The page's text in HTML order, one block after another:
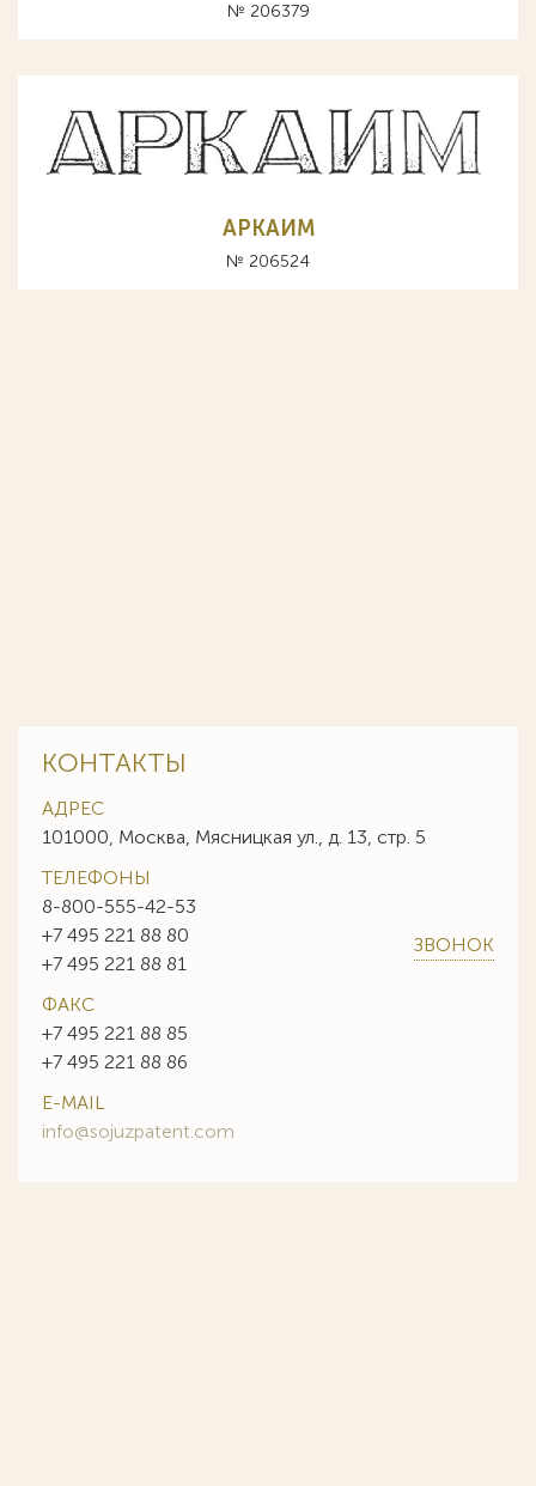
№ 206379
АРКАИМ
№ 206524
КОНТАКТЫ
АДРЕС
101000, Москва, Мясницкая ул., д. 13, стр. 5
ТЕЛЕФОНЫ
8-800-555-42-53
+7 495 221 88 80
+7 495 221 88 81
ЗВОНОК
ФАКС
+7 495 221 88 85
+7 495 221 88 86
E-MAIL
info@sojuzpatent.com